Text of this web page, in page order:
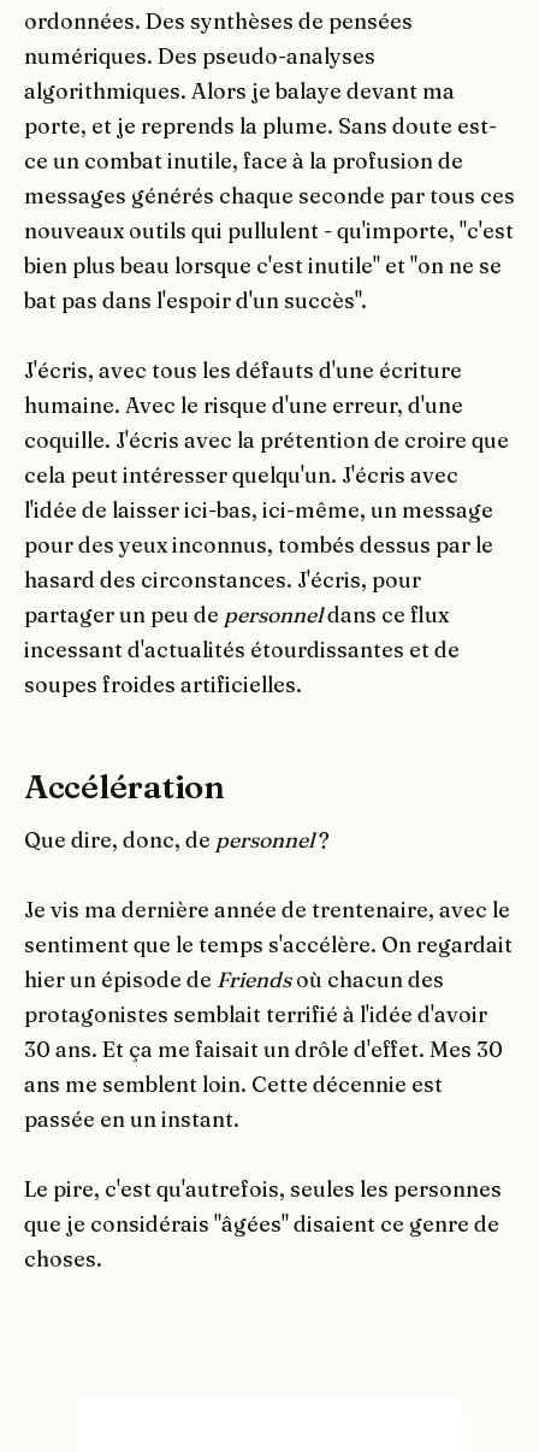
ordonnées. Des synthèses de pensées
numériques. Des pseudo-analyses
algorithmiques. Alors je balaye devant ma
porte, et je reprends la plume. Sans doute est-
ce un combat inutile, face à la profusion de
messages générés chaque seconde par tous ces
nouveaux outils qui pullulent - qu'importe, "c'est
bien plus beau lorsque c'est inutile" et "on ne se
bat pas dans l'espoir d'un succès".
J'écris, avec tous les défauts d'une écriture
humaine. Avec le risque d'une erreur, d'une
coquille. J'écris avec la prétention de croire que
cela peut intéresser quelqu'un. J'écris avec
l'idée de laisser ici-bas, ici-même, un message
pour des yeux inconnus, tombés dessus par le
hasard des circonstances. J'écris, pour
partager un peu de personneldans ce flux
incessant d'actualités étourdissantes et de
soupes froides artificielles.
Accélération
Que dire, donc, de personnel?
Je vis ma dernière année de trentenaire, avec le
sentiment que le temps s'accélère. On regardait
hier un épisode de Friendsoù chacun des
protagonistes semblait terrifié à l'idée d'avoir
30 ans. Et ça me faisait un drôle d'effet. Mes 30
ans me semblent loin. Cette décennie est
passée en un instant.
Le pire, c'est qu'autrefois, seules les personnes
que je considérais "âgées" disaient ce genre de
choses.